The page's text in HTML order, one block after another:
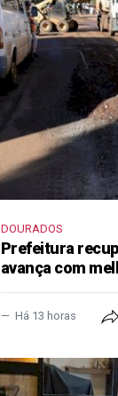
DOURADOS
Prefeitura
avança com
Há 13 horas